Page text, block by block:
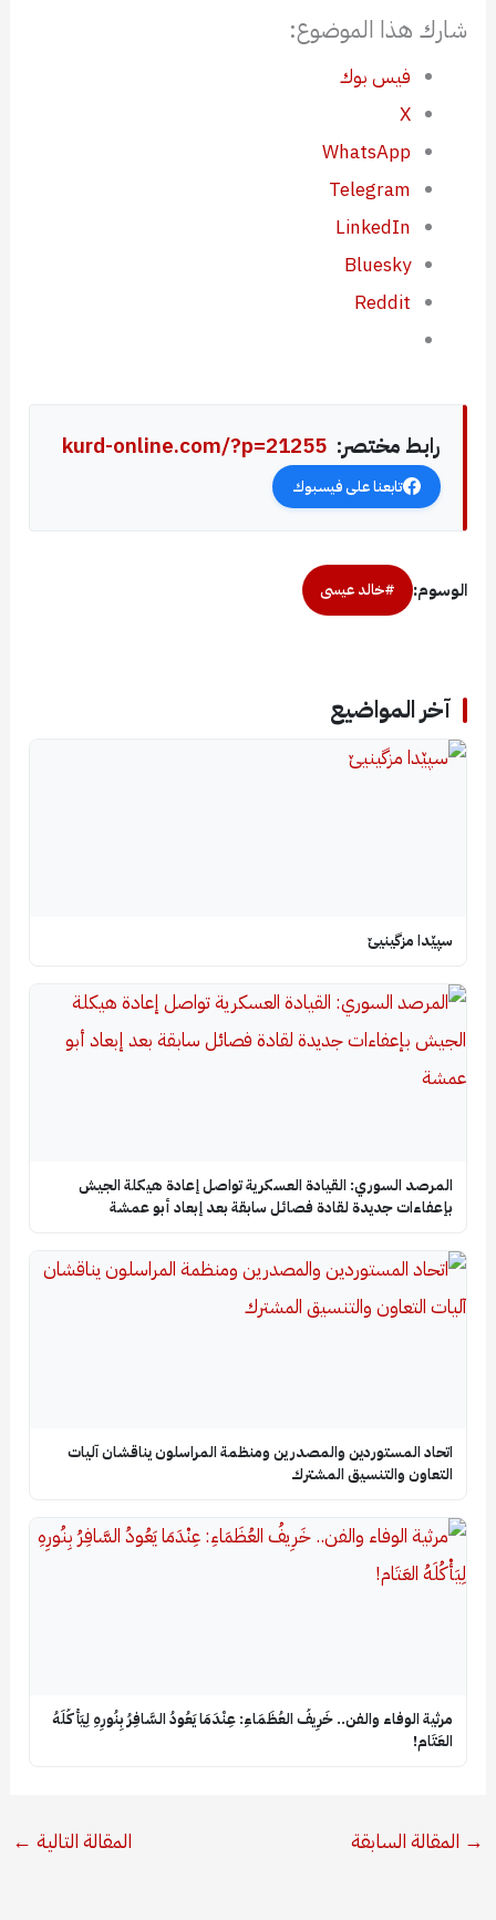
شارك هذا الموضوع:
فيس بوك
X
WhatsApp
Telegram
LinkedIn
Bluesky
Reddit
رابط مختصر: kurd-online.com/?p=21255
تابعنا على فيسبوك
الوسوم: #خالد عيسى
آخر المواضيع
سپێدا مزگینیێ
المرصد السوري: القيادة العسكرية تواصل إعادة هيكلة الجيش
بإعفاءات جديدة لقادة فصائل سابقة بعد إبعاد أبو عمشة
اتحاد المستوردين والمصدرين ومنظمة المراسلون يناقشان آليات
التعاون والتنسيق المشترك
​مرثية الوفاء والفن.. خَرِيفُ العُظَمَاءِ: عِنْدَمَا يَعُودُ السَّافِرُ بِنُورِهِ لِيَأْكُلَهُ
العَتَام!
→ المقالة السابقة المقالة التالية ←